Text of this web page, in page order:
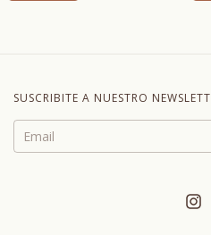
SUSCRIBITE A NUESTRO